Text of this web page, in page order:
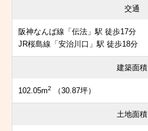
交通
阪神なんば線「伝法」駅 徒歩17分
JR桜島線「安治川口」駅 徒歩18分
建築面積
102.05m2 （30.87坪）
土地面積